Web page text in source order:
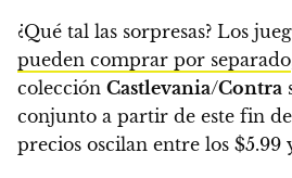
¿Qué tal las sorpresas? Los
pueden comprar por separado
colección Castlevania/Contra
conjunto a partir de este fin de
precios oscilan entre los $5.99